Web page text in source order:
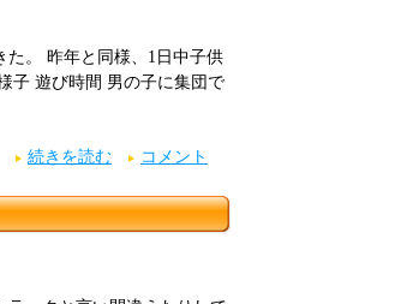
た。 昨年と同様、1日中子供
子 遊び時間 男の子に集団で
続きを読む コメント